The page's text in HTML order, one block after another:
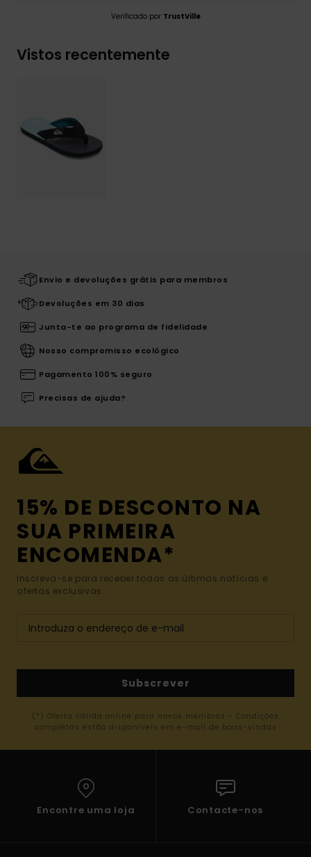
Verificado por TrustVille
Vistos recentemente
Envio e devoluções grátis para membros
Devoluções em 30 dias
Junta-te ao programa de fidelidade
Nosso compromisso ecológico
Pagamento 100% seguro
Precisas de ajuda?
15% DE DESCONTO NA
SUA PRIMEIRA
ENCOMENDA*
Inscreva-se para receber todas as últimas notícias e
ofertas exclusivas.
Subscrever
(*) Oferta válida online para novos membros - Condições
completas estão disponíveis em e-mail de boas-vindas
Encontre uma loja Contacte-nos